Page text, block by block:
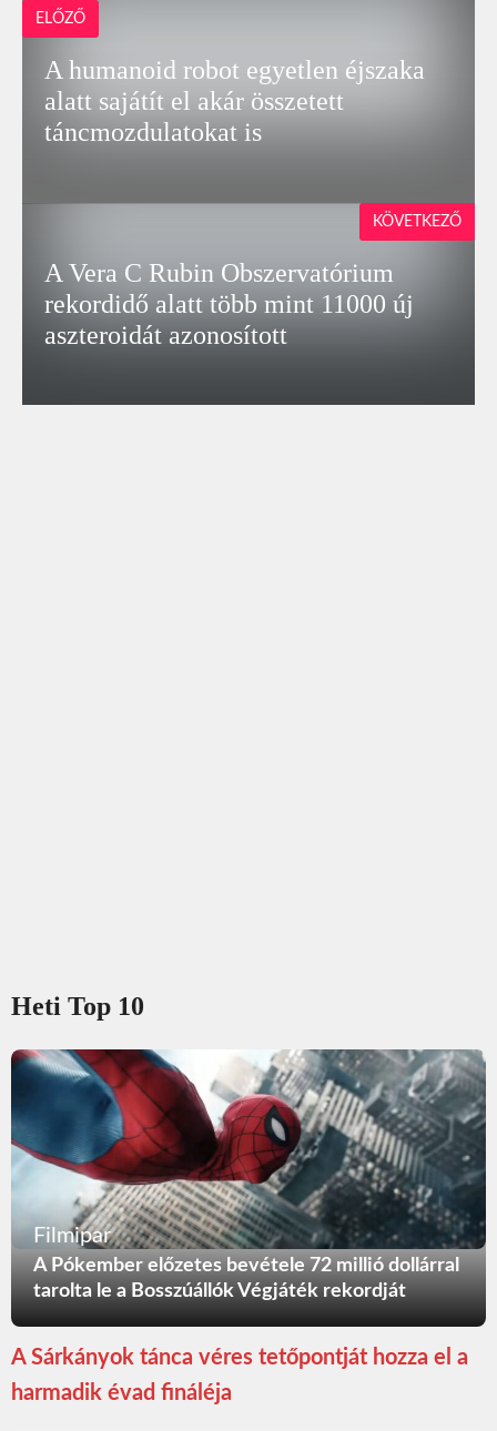
ELŐZŐ
A humanoid robot egyetlen éjszaka
alatt sajátít el akár összetett
táncmozdulatokat is
A Vera C Rubin Obszervatórium
rekordidő alatt több mint 11000 új
aszteroidát azonosított
KÖVETKEZŐ
Heti Top 10
Filmipar
A Pókember előzetes bevétele 72 millió dollárral
tarolta le a Bosszúállók Végjáték rekordját
A Sárkányok tánca véres tetőpontját hozza el a
harmadik évad fináléja